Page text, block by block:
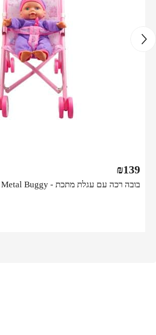
בובה רכה עם עגלת מתכת - Soft Baby With Metal Buggy
₪139